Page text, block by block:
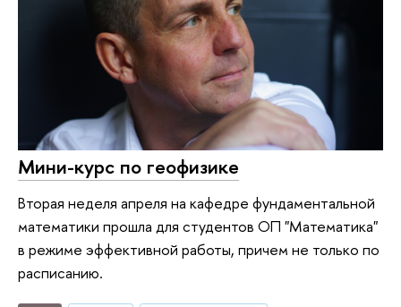
Мини-курс по геофизике
Вторая неделя апреля на кафедре фундаментальной
математики прошла для студентов ОП "Математика"
в режиме эффективной работы, причем не только по
расписанию.